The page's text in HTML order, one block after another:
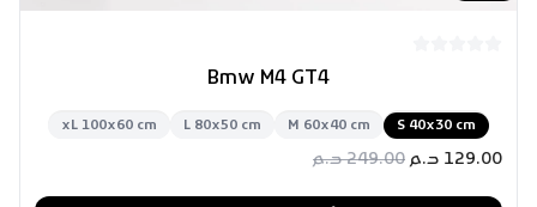
Bmw M4 GT4
S 40x30 cm
M 60x40 cm
L 80x50 cm
xL 100x60 cm
129.00 د.م 249.00 د.م